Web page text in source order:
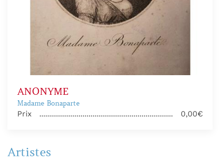
ANONYME
Madame Bonaparte
Prix 0,00€
Artistes